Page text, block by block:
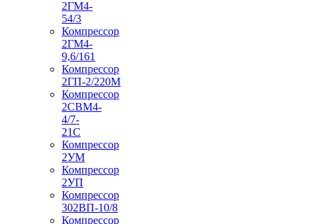
2ГМ4-
54/3
Компрессор
2ГМ4-
9,6/161
Компрессор
2ГП-2/220М
Компрессор
2СВМ4-
4/7-
21С
Компрессор
2УМ
Компрессор
2УП
Компрессор
302ВП-10/8
Компрессор